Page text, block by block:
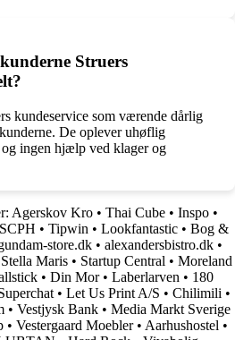
Struers
kundeservice som værende dårlig
De oplever uhøflig
ingen hjælp ved klager og
Agerskov Kro • Thai Cube • Inspo •
• Tipwin • Lookfantastic • Bog &
store.dk • alexandersbistro.dk •
Stella Maris • Startup Central • Moreland
• Din Mor• Laberlarven • 180
• Let Us Print A/S • Chilimili •
• Vestjysk Bank • Media Markt Sverige
• Vestergaard Moebler• Aarhushostel •